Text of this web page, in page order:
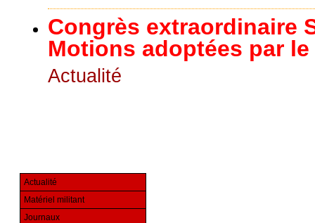
Congrès extraordinaire
Motions adoptées par
Actualité
Actualité
Matériel militant
Journaux